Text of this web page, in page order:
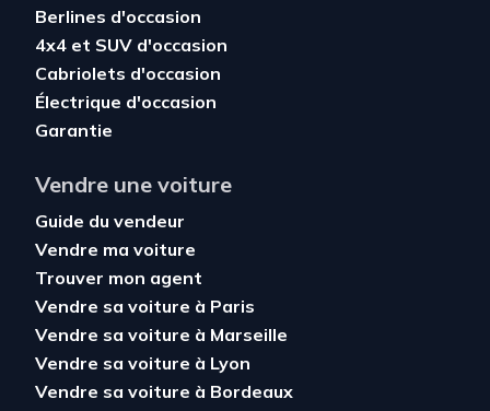
Berlines d'occasion
4x4 et SUV d'occasion
Cabriolets d'occasion
Électrique d'occasion
Garantie
Vendre une voiture
Guide du vendeur
Vendre ma voiture
Trouver mon agent
Vendre sa voiture à Paris
Vendre sa voiture à Marseille
Vendre sa voiture à Lyon
Vendre sa voiture à Bordeaux